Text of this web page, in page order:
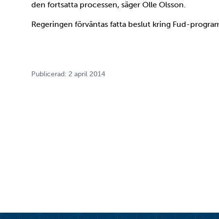
den fortsatta processen, säger Olle Olsson.
Regeringen förväntas fatta beslut kring Fud-
Publicerad: 2 april 2014